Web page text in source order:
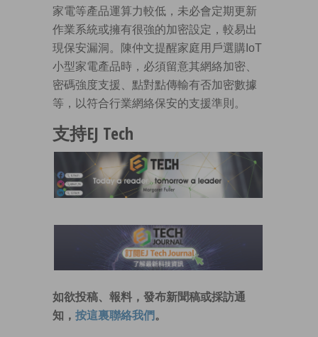
家電等產品運算力較低，未必會定期更新
作業系統或擁有很強的加密設定，較易出
現保安漏洞。陳仲文提醒家庭用戶選購IoT
小型家電產品時，必須留意其網絡加密、
密碼強度支援、點對點傳輸有否加密數據
等，以符合行業網絡保安的支援準則。
支持EJ Tech
如欲投稿、報料，發布新聞稿或採訪通
知， 按這裏聯絡我們 。